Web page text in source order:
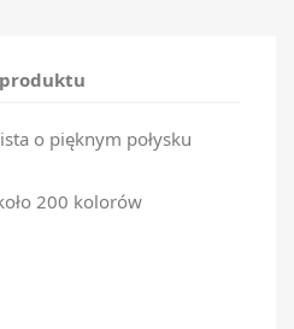
produktu
o pięknym połysku
200 kolorów